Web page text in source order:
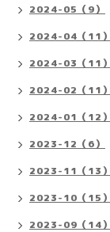
2024-05（9）
2024-04（11）
2024-03（11）
2024-02（11）
2024-01（12）
2023-12（6）
2023-11（13）
2023-10（15）
2023-09（14）